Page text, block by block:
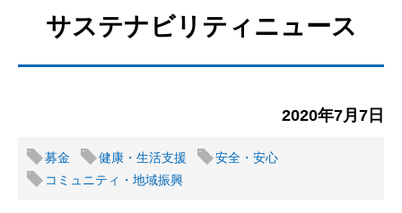
サステナビリティニュース
2020年7月7日
募金 健康・生活支援
安全・安心
コミュニティ・地域振興